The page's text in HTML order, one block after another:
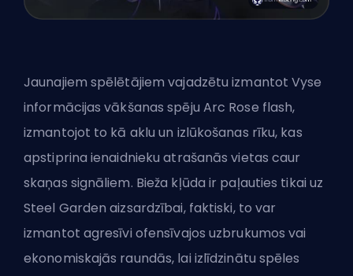
Jaunajiem spēlētājiem vajadzētu izmantot Vyse
informācijas vākšanas spēju Arc Rose flash,
izmantojot to kā aklu un izlūkošanas rīku, kas
apstiprina ienaidnieku atrašanās vietas caur
skaņas signāliem. Bieža kļūda ir paļauties tikai uz
Steel Garden aizsardzībai, faktiski, to var
izmantot agresīvi ofensīvajos uzbrukumos vai
ekonomiskajās raundās, lai izlīdzinātu spēles